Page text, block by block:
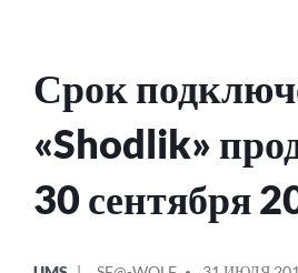
Срок
«Shodlik»
30 сентября